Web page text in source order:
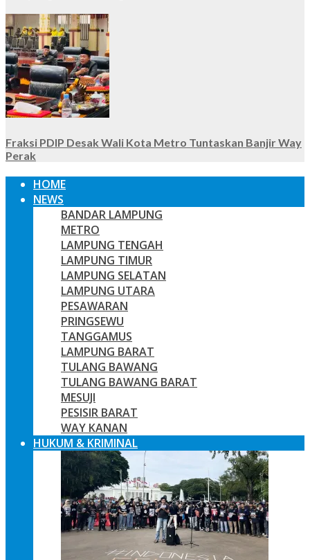
Fraksi PDIP Desak Wali Kota Metro Tuntaskan Banjir Way
Perak
HOME
NEWS
BANDAR LAMPUNG
METRO
LAMPUNG TENGAH
LAMPUNG TIMUR
LAMPUNG SELATAN
LAMPUNG UTARA
PESAWARAN
PRINGSEWU
TANGGAMUS
LAMPUNG BARAT
TULANG BAWANG
TULANG BAWANG BARAT
MESUJI
PESISIR BARAT
WAY KANAN
HUKUM & KRIMINAL